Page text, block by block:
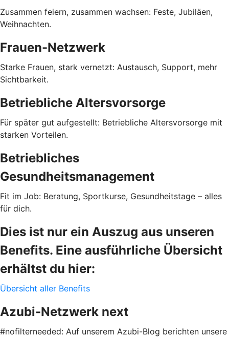
Zusammen feiern, zusammen wachsen: Feste, Jubiläen,
Weihnachten.
Frauen-Netzwerk
Starke Frauen, stark vernetzt: Austausch, Support, mehr
Sichtbarkeit.
Betriebliche Altersvorsorge
Für später gut aufgestellt: Betriebliche Altersvorsorge mit
starken Vorteilen.
Betriebliches
Gesundheitsmanagement
Fit im Job: Beratung, Sportkurse, Gesundheitstage – alles
für dich.
Dies ist nur ein Auszug aus unseren
Benefits. Eine ausführliche Übersicht
erhältst du hier:
Übersicht aller Benefits
Azubi-Netzwerk next
#nofilterneeded: Auf unserem Azubi-Blog berichten unsere